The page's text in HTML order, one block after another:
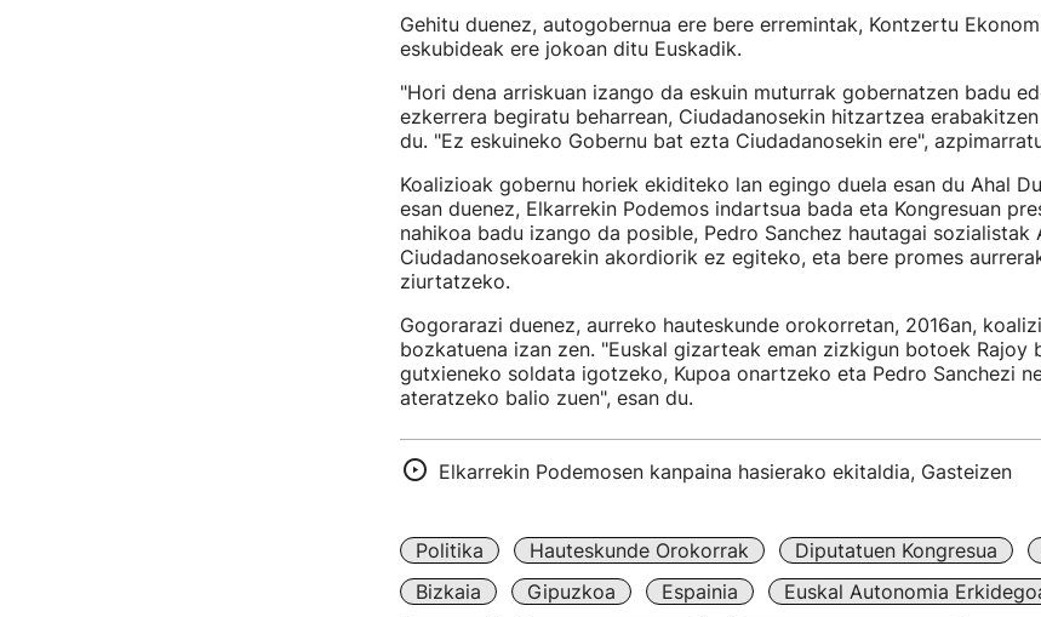
Gehitu duenez, autogobernua ere bere erremintak, Kontzertu
eskubideak ere jokoan ditu Euskadik.
"Hori dena arriskuan izango da eskuin muturrak gobernatzen badu
ezkerrera begiratu beharrean, Ciudadanosekin hitzartzea
du. "Ez eskuineko Gobernu bat ezta Ciudadanosekin ere",
Koalizioak gobernu horiek ekiditeko lan egingo duela esan du Ahal
esan duenez, Elkarrekin Podemos indartsua bada eta Kongresuan
nahikoa badu izango da posible, Pedro Sanchez hautagai sozialistak
Ciudadanosekoarekin akordiorik ez egiteko, eta bere promes
ziurtatzeko.
Gogorarazi duenez, aurreko hauteskunde orokorretan, 2016an,
bozkatuena izan zen. "Euskal gizarteak eman zizkigun botoek Rajoy
gutxieneko soldata igotzeko, Kupoa onartzeko eta Pedro Sanchezi
ateratzeko balio zuen", esan du.
Elkarrekin Podemosen kanpaina hasierako ekitaldia, Gasteizen
Politika Hauteskunde Orokorrak Diputatuen Kongresua
Bizkaia
Gipuzkoa Espainia Euskal Autonomia